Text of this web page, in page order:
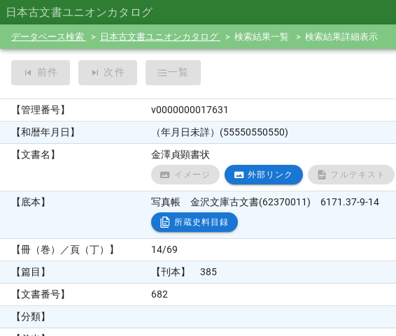
日本古文書ユニオンカタログ
データベース検索 日本古文書ユニオンカタログ 検索結果一覧 検索結果詳細表示
前件 次件 一覧
【管理番号】
v0000000017631
【和暦年月日】
（年月日未詳）(55550550550)
【文書名】
金澤貞顕書状
イメージ 外部リンク フルテキスト
【底本】 写真帳 金沢文庫古文書(62370011) 6171.37-9-14
所蔵史料目録
【冊（巻）／頁（丁）】
14/69
【篇目】
【刊本】 385
【文書番号】
682
【分類】